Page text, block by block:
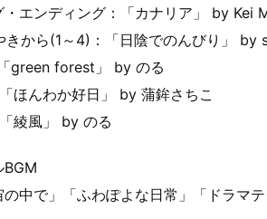
・エンディング：「カナリア」 by Kei
きから(1～4)：「日陰でのんびり」 by
green forest」 by のる
ほんわか好日」 by 蒲鉾さちこ
綾風」 by のる
BGM
の中で」「ふわぽよな日常」「ドラマ